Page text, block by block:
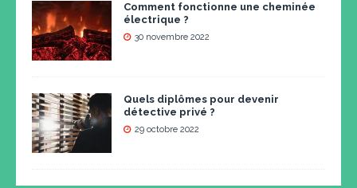
Comment fonctionne une cheminée
électrique ?
30 novembre 2022
Quels diplômes pour devenir
détective privé ?
29 octobre 2022